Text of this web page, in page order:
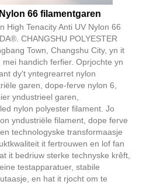
66 filamentgaren
High Tenacity Anti UV Nylon 66
CHANGSHU POLYESTER
Town, Changshu City, yn it
handich ferfier. Oprjochte yn
dy't yntegrearret nylon
garen, dope-ferve nylon 6,
yndustrieel garen,
nylon polyester filament. Jo
yndustriële filament, dope ferve
technologyske transformaasje
it fertrouwen en lof fan
it bedriuw sterke technyske krêft,
testapparatuer, stabile
en hat it rjocht om te